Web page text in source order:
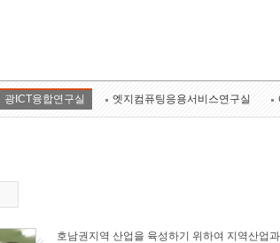
광ICT융합연구실 엣지컴퓨팅응용서비스연구실
호남권지역 산업을 육성하기 위하여 지역산업